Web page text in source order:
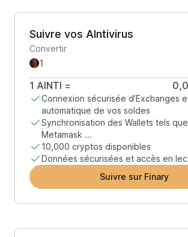
Suivre vos AIntivirus
Convertir
1 AINTI =
Connexion sécurisée d’Exchanges
automatique de vos soldes
Synchronisation des Wallets tels
Metamask ...
10,000 cryptos disponibles
Données sécurisées et accès en
Suivre sur Finary